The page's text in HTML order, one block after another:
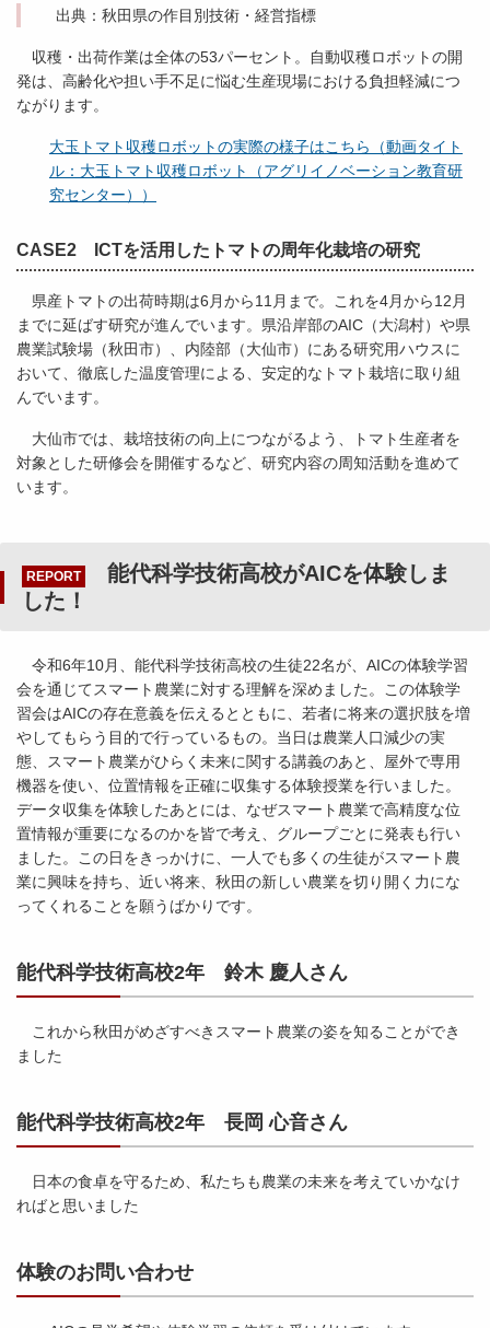
出典：秋田県の作目別技術・経営指標
収穫・出荷作業は全体の53パーセント。自動収穫ロボットの開
発は、高齢化や担い手不足に悩む生産現場における負担軽減につ
ながります。
大玉トマト収穫ロボットの実際の様子はこちら（動画タイト
ル：大玉トマト収穫ロボット（アグリイノベーション教育研
究センター））
CASE2 ICTを活用したトマトの周年化栽培の研究
県産トマトの出荷時期は6月から11月まで。これを4月から12月
までに延ばす研究が進んでいます。県沿岸部のAIC（大潟村）や県
農業試験場（秋田市）、内陸部（大仙市）にある研究用ハウスに
おいて、徹底した温度管理による、安定的なトマト栽培に取り組
んでいます。
大仙市では、栽培技術の向上につながるよう、トマト生産者を
対象とした研修会を開催するなど、研究内容の周知活動を進めて
います。
REPORT
能代科学技術高校がAICを体験しま
した！
令和6年10月、能代科学技術高校の生徒22名が、AICの体験学習
会を通じてスマート農業に対する理解を深めました。この体験学
習会はAICの存在意義を伝えるとともに、若者に将来の選択肢を増
やしてもらう目的で行っているもの。当日は農業人口減少の実
態、スマート農業がひらく未来に関する講義のあと、屋外で専用
機器を使い、位置情報を正確に収集する体験授業を行いました。
データ収集を体験したあとには、なぜスマート農業で高精度な位
置情報が重要になるのかを皆で考え、グループごとに発表も行い
ました。この日をきっかけに、一人でも多くの生徒がスマート農
業に興味を持ち、近い将来、秋田の新しい農業を切り開く力にな
ってくれることを願うばかりです。
能代科学技術高校2年 鈴木 慶人さん
これから秋田がめざすべきスマート農業の姿を知ることができ
ました
能代科学技術高校2年 長岡 心音さん
日本の食卓を守るため、私たちも農業の未来を考えていかなけ
ればと思いました
体験のお問い合わせ